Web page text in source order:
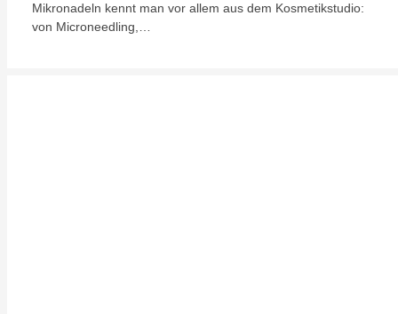
Mikronadeln kennt man vor allem aus dem Kosmetikstudio:
von Microneedling,…